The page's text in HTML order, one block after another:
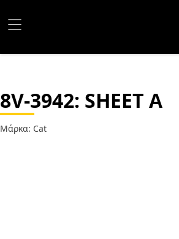
8V-3942: SHEET A
Μάρκα: Cat